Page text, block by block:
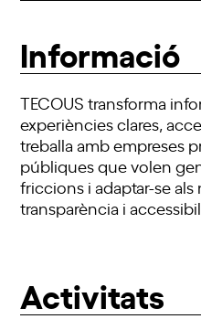
Informació
TECOUS transforma
experiències clares,
treballa amb empreses
públiques que volen
friccions i adaptar-se
transparència i
Activitats